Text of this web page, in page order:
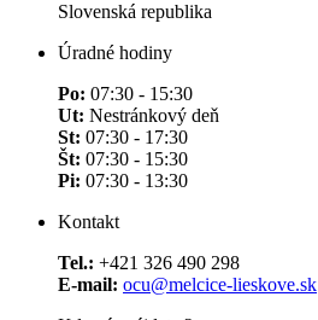
Slovenská republika
Úradné hodiny
Po: 07:30 - 15:30
Ut: Nestránkový deň
St: 07:30 - 17:30
Št: 07:30 - 15:30
Pi: 07:30 - 13:30
Kontakt
Tel.: +421 326 490 298
E-mail: ocu@melcice-lieskove.sk